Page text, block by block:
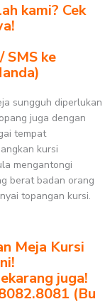
kami? Cek
SMS ke
sungguh diperlukan
juga dengan
tempat
kursi
mengantongi
berat badan orang
topangan kursi.
Meja Kursi
juga!
(Bu